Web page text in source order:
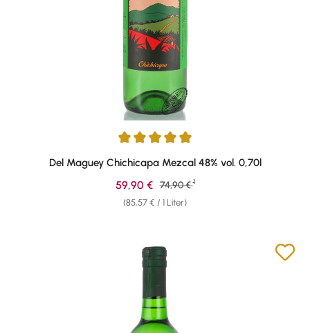
Durchschnittliche Bewertung von 4.9 von 5 Sternen
Del Maguey Chichicapa Mezcal 48% vol. 0,70l
(85,57 € / 1 Liter)
Verkaufspreis:
59,90 € Regulärer Preis:
74,90 € 1